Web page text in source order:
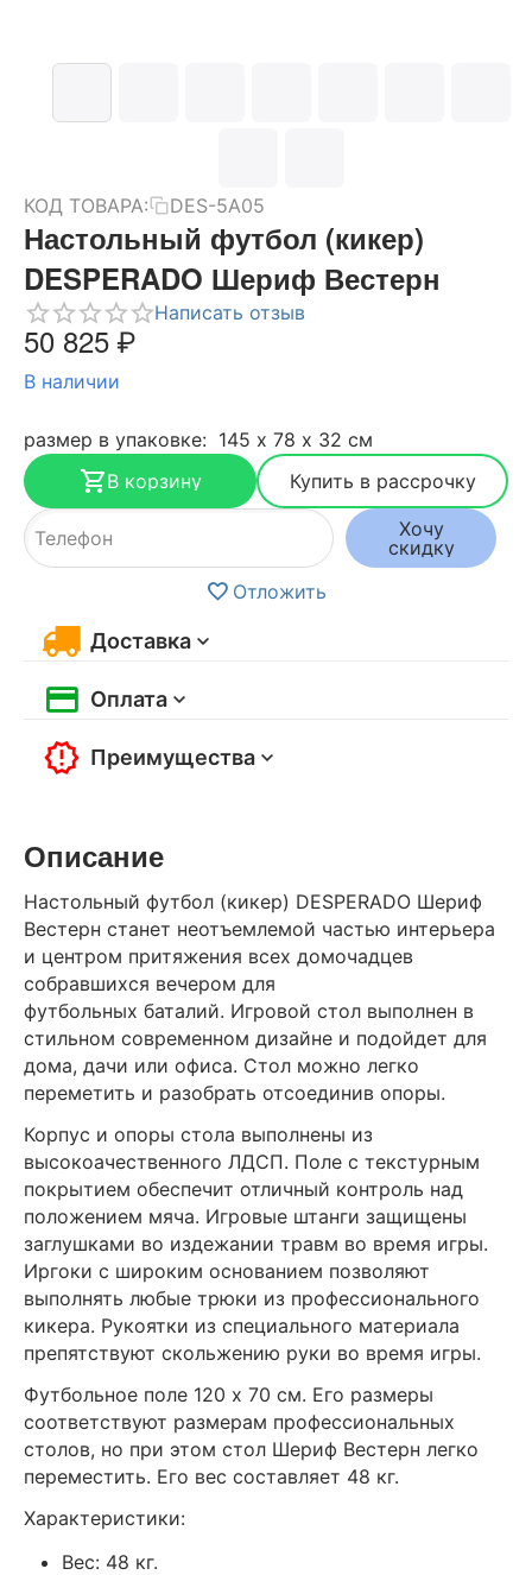
КОД ТОВАРА: DES-5A05
Настольный футбол (кикер)
DESPERADO Шериф Вестерн
Написать отзыв
50 825₽
В наличии
размер в упаковке: 145 х 78 х 32 см
В корзину
Купить в рассрочку
Хочу
скидку
Отложить
Доставка
Оплата
Преимущества
Описание
Настольный футбол (кикер) DESPERADO Шериф
Вестерн станет неотъемлемой частью интерьера
и центром притяжения всех домочадцев
собравшихся вечером для
футбольных баталий. Игровой стол выполнен в
стильном современном дизайне и подойдет для
дома, дачи или офиса. Стол можно легко
переметить и разобрать отсоединив опоры.
Корпус и опоры стола выполнены из
высокоачественного ЛДСП. Поле с текстурным
покрытием обеспечит отличный контроль над
положением мяча. Игровые штанги защищены
заглушками во издежании травм во время игры.
Иргоки с широким основанием позволяют
выполнять любые трюки из профессионального
кикера. Рукоятки из специального материала
препятствуют скольжению руки во время игры.
Футбольное поле 120 х 70 см. Его размеры
соответствуют размерам профессиональных
столов, но при этом стол Шериф Вестерн легко
переместить. Его вес составляет 48 кг.
Характеристики:
Вес: 48 кг.